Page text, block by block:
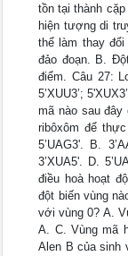
tồn tại thành
hiện tượng di
thể làm thay
đảo đoạn. B.
điểm. Câu 27:
5’XUU3’;
mã nào sau
ribôxôm để thực
5’UAG3'. B.
3’XUA5'. D.
điều hoà hoạt
đột biến vùng
với vùng 0? A.
A. C. Vùng mã
Alen B của sinh